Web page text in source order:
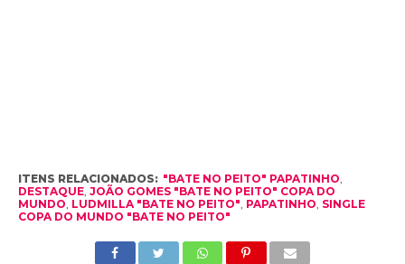
ITENS RELACIONADOS: "BATE NO PEITO" PAPATINHO
DESTAQUE, JOÃO GOMES "BATE NO PEITO" COPA DO
MUNDO LUDMILLA "BATE NO PEITO" PAPATINHO SINGLE
COPA DO MUNDO "BATE NO PEITO"